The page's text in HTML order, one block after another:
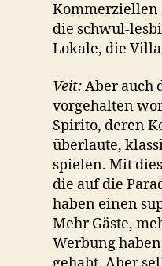
Kommerziellen
die schwul-
Lokale, die
Veit:Aber auch
vorgehalten
Spirito, deren
überlaute,
spielen. Mit
die auf die
haben einen
Mehr Gäste,
Werbung